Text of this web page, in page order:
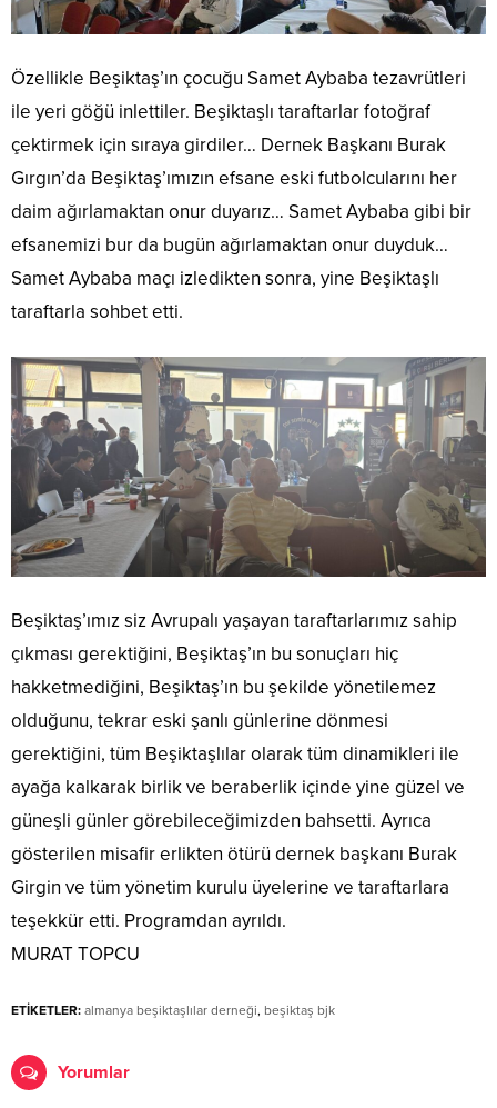
Özellikle Beşiktaş’ın çocuğu Samet Aybaba tezavrütleri
ile yeri göğü inlettiler. Beşiktaşlı taraftarlar fotoğraf
çektirmek için sıraya girdiler… Dernek Başkanı Burak
Gırgın’da Beşiktaş’ımızın efsane eski futbolcularını her
daim ağırlamaktan onur duyarız… Samet Aybaba gibi bir
efsanemizi bur da bugün ağırlamaktan onur duyduk…
Samet Aybaba maçı izledikten sonra, yine Beşiktaşlı
taraftarla sohbet etti.
Beşiktaş’ımız siz Avrupalı yaşayan taraftarlarımız sahip
çıkması gerektiğini, Beşiktaş’ın bu sonuçları hiç
hakketmediğini, Beşiktaş’ın bu şekilde yönetilemez
olduğunu, tekrar eski şanlı günlerine dönmesi
gerektiğini, tüm Beşiktaşlılar olarak tüm dinamikleri ile
ayağa kalkarak birlik ve beraberlik içinde yine güzel ve
güneşli günler görebileceğimizden bahsetti. Ayrıca
gösterilen misafir erlikten ötürü dernek başkanı Burak
Girgin ve tüm yönetim kurulu üyelerine ve taraftarlara
teşekkür etti. Programdan ayrıldı.
MURAT TOPCU
ETİKETLER: almanya beşiktaşlılar derneği, beşiktaş bjk
Yorumlar